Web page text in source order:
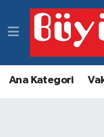
Ana Kategori
Vakfıkebir
Vakfıkebir